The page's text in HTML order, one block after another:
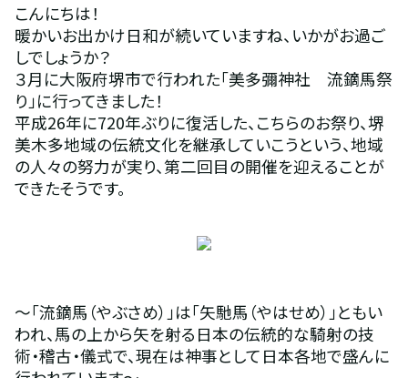
こんにちは！
暖かいお出かけ日和が続いていますね、いかがお過ご
しでしょうか？
３月に大阪府堺市で行われた「美多彌神社　流鏑馬祭
り」に行ってきました！
平成26年に720年ぶりに復活した、こちらのお祭り、堺
美木多地域の伝統文化を継承していこうという、地域
の人々の努力が実り、第二回目の開催を迎えることが
できたそうです。
～「流鏑馬（やぶさめ）」は「矢馳馬（やはせめ）」ともい
われ、馬の上から矢を射る日本の伝統的な騎射の技
術・稽古・儀式で、現在は神事として日本各地で盛んに